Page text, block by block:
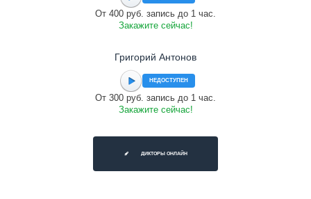
От 400 руб. запись до 1 час.
Закажите сейчас!
Григорий Антонов
НЕДОСТУПЕН
От 300 руб. запись до 1 час.
Закажите сейчас!
ДИКТОРЫ ОНЛАЙН